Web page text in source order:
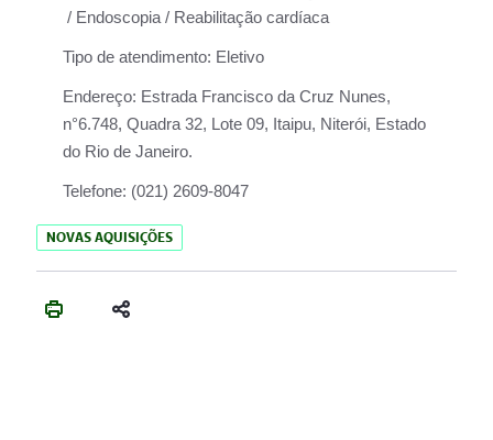
/ Endoscopia / Reabilitação cardíaca
Tipo de atendimento: Eletivo
Endereço: Estrada Francisco da Cruz Nunes,
n°6.748, Quadra 32, Lote 09, Itaipu, Niterói, Estado
do Rio de Janeiro.
Telefone: (021) 2609-8047
NOVAS AQUISIÇÕES